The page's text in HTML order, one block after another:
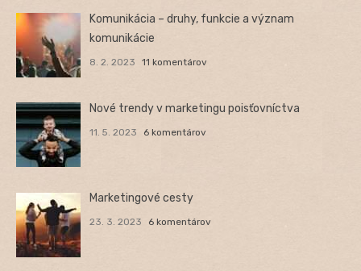
Komunikácia – druhy, funkcie a význam
komunikácie
8. 2. 2023 11 komentárov
Nové trendy v marketingu poisťovníctva
11. 5. 2023 6 komentárov
Marketingové cesty
23. 3. 2023 6 komentárov